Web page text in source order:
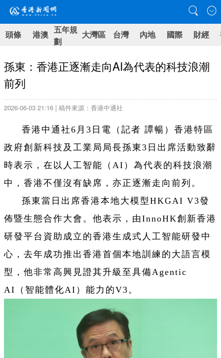
頭條 港澳 五年規
劃
大灣區 台灣 內地 國際 財經
孫東：香港正逐漸走向AI為代表的科技浪潮
前列
2026-06-03 21:16 | 稿件來源：香港中通社
香港中通社6月3日電（記者 譚暢）香港特區
政府創新科技及工業局局長孫東3日出席活動致辭
時表示，在以人工智能（AI）為代表的科技浪潮
中，香港不僅沒有缺席，亦正逐漸走向前列。
孫東當日出席香港本地大模型HKGAI V3發
佈暨生態合作大會。他表示，由InnoHK創新香港
研發平台資助成立的香港生成式人工智能研發中
心，去年成功推出香港首個本地訓練的大語言模
型，他非常高興見證其升級至具備Agentic
AI（智能體化AI）能力的V3。